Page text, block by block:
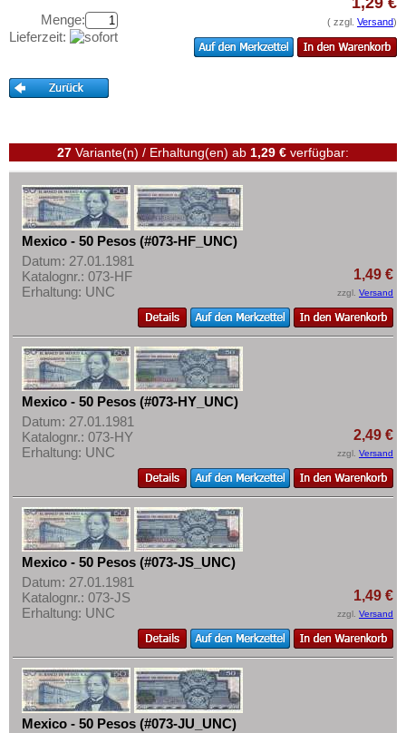
St. Kitts
St. Pierre & Miquelon
Trinidad und Tobago
Uruguay
USA
Venezuela
Testbanknoten
Banknotenbriefe
Aufbewahrung
Ihre Bewertungen
Kontakt
Informationen
Preislisten
Ankauf
Erhaltungsgrade
Gratisbanknoten
FAQ
Mehr über...
Zahlungsbedingungen
Privatsphäre und Datenschutz
Widerrufsbelehrung
Liefer- und Versandkosten
AGB
Impressum
Menge:
Lieferzeit:
( zzgl. Versand)
27 Variante(n) / Erhaltung(en) ab 1,29 € verfügbar:
Mexico - 50 Pesos (#073-HF_UNC)
Datum: 27.01.1981
Katalognr.: 073-HF
Erhaltung: UNC
1,49 €
zzgl. Versand
Mexico - 50 Pesos (#073-HY_UNC)
Datum: 27.01.1981
Katalognr.: 073-HY
Erhaltung: UNC
2,49 €
zzgl. Versand
Mexico - 50 Pesos (#073-JS_UNC)
Datum: 27.01.1981
Katalognr.: 073-JS
Erhaltung: UNC
1,49 €
zzgl. Versand
Mexico - 50 Pesos (#073-JU_UNC)